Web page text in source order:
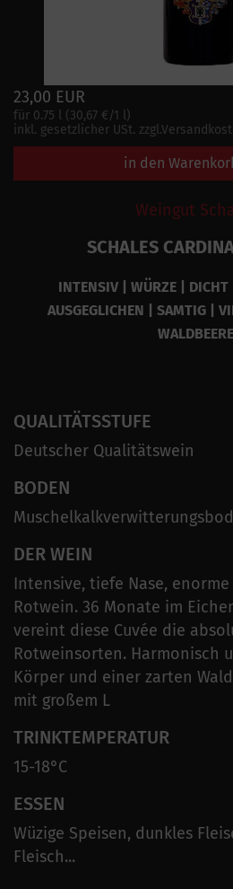
23,00 EUR
für 0.75 l (30,67 €/1 l)
inkl. gesetzlicher USt.
in den
Weingut
SCHALES
INTENSIV | WÜRZE | DICHT
AUSGEGLICHEN | SAMTIG |
QUALITÄTSSTUFE
Deutscher Qualitätswein
BODEN
DER WEIN
Intensive, tiefe Nase,
Rotwein. 36 Monate im
vereint diese Cuvée die
Rotweinsorten. Harmonisch
Körper und einer zarten
mit großem L
TRINKTEMPERATUR
15-18°C
ESSEN
Wüzige Speisen, dunkles
Fleisch...